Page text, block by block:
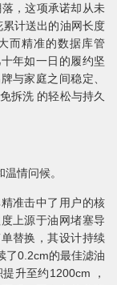
，这项承诺却从未
计送出的油网长度
而精准的数据库管
年如一日的履约坚
与家庭之间稳定、
拆洗 的轻松与持久
情问候。
准击中了用户的核
上源于油网堵塞导
替换，其设计持续
了0.2cm的最佳滤油
升至约1200cm ，